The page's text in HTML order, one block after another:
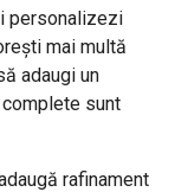
personalizezi
mai multă
adaugi un
sunt
rafinament